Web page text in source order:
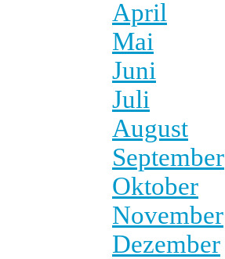
April
Mai
Juni
Juli
August
September
Oktober
November
Dezember